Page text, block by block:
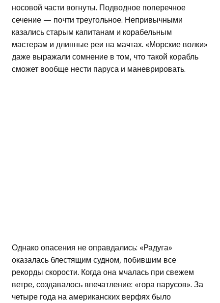
носовой части вогнуты. Подводное поперечное
сечение — почти треугольное. Непривычными
казались старым капитанам и корабельным
мастерам и длинные реи на мачтах. «Морские волки»
даже выражали сомнение в том, что такой корабль
сможет вообще нести паруса и маневрировать.
Однако опасения не оправдались: «Радуга»
оказалась блестящим судном, побившим все
рекорды скорости. Когда она мчалась при свежем
ветре, создавалось впечатление: «гора парусов». За
четыре года на американских верфях было